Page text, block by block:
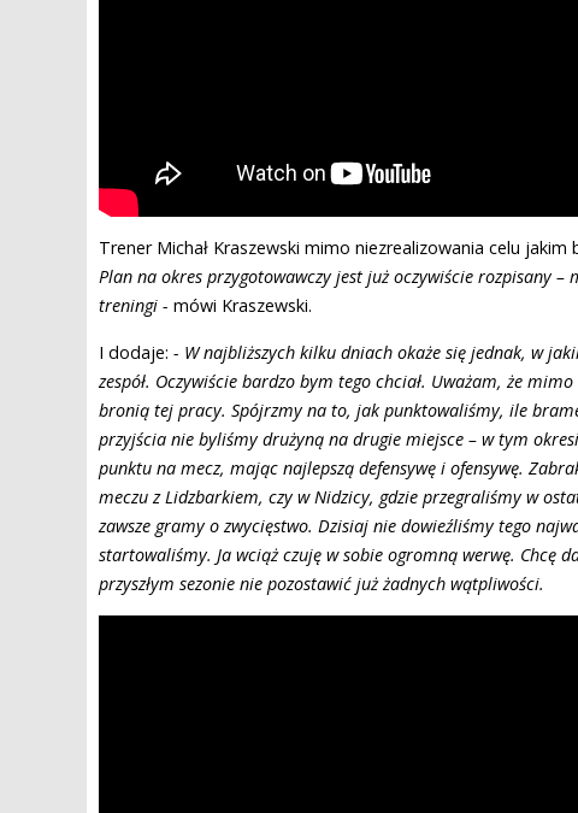
Trener Michał Kraszewski mimo niezrealizowania celu
Plan na okres przygotowawczy jest już oczywiście rozpisany
treningi - mówi Kraszewski.
I dodaje: - W najbliższych kilku dniach okaże się jednak, w
zespół. Oczywiście bardzo bym tego chciał. Uważam, że
bronią tej pracy. Spójrzmy na to, jak punktowaliśmy, ile
przyjścia nie byliśmy drużyną na drugie miejsce – w tym
punktu na mecz, mając najlepszą defensywę i ofensywę.
meczu z Lidzbarkiem, czy w Nidzicy, gdzie przegraliśmy w
zawsze gramy o zwycięstwo. Dzisiaj nie dowieźliśmy tego
startowaliśmy. Ja wciąż czuję w sobie ogromną werwę. Chcę
przyszłym sezonie nie pozostawić już żadnych wątpliwości.